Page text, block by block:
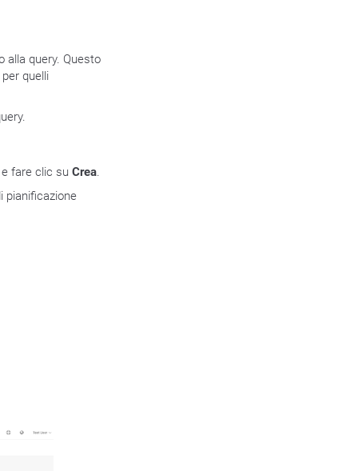
alla query. Questo
quelli
fare clic su Crea.
pianificazione